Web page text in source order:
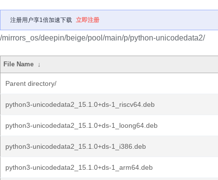
注册用户享1倍加速下载 立即注册
/mirrors_os/deepin/beige/pool/main/p/python-unicodedata2/
File Name ↓
Parent directory/
python3-unicodedata2_15.1.0+ds-1_riscv64.deb
python3-unicodedata2_15.1.0+ds-1_loong64.deb
python3-unicodedata2_15.1.0+ds-1_i386.deb
python3-unicodedata2_15.1.0+ds-1_arm64.deb